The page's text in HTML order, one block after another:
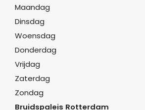
Maandag
Dinsdag
Woensdag
Donderdag
Vrijdag
Zaterdag
Zondag
Bruidspaleis Rotterdam